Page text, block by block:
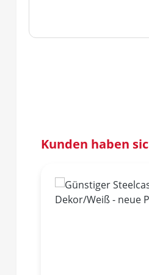
Produktgalerie
Kunden haben